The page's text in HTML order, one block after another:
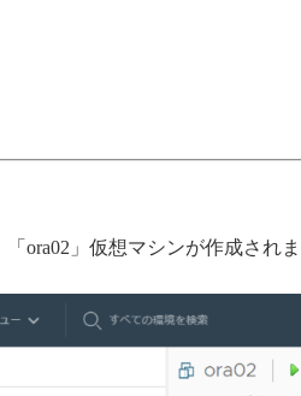
ora02」仮想マシンが作成されま